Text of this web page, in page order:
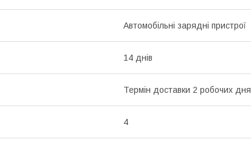
Автомобільні зарядні пристрої
14 днів
Термін доставки 2 робочих дня
4